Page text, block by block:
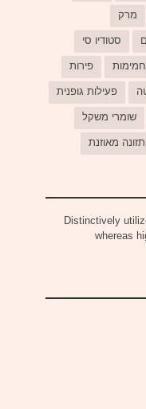
מרק
סטודיו סי
פירות
פעילות גופנית
שומרי משקל
תזונה מאוזנת
Distinctively
whereas